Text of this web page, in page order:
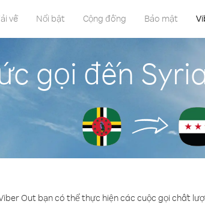
về Nổi bật Cộng đồng Bảo mật
gọi đến
Out bạn có thể thực hiện các cuộc gọi chất